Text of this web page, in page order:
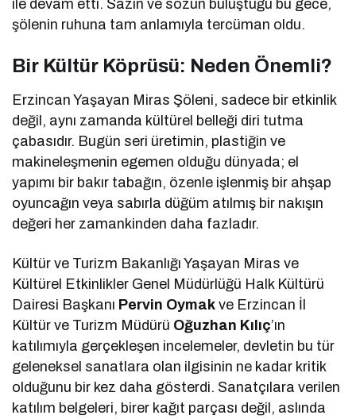
ile devam etti. Sazın ve sözün buluştuğu bu gece,
şölenin ruhuna tam anlamıyla tercüman oldu.
Bir Kültür Köprüsü: Neden Önemli?
Erzincan Yaşayan Miras Şöleni, sadece bir etkinlik
değil, aynı zamanda kültürel belleği diri tutma
çabasıdır. Bugün seri üretimin, plastiğin ve
makineleşmenin egemen olduğu dünyada; el
yapımı bir bakır tabağın, özenle işlenmiş bir ahşap
oyuncağın veya sabırla düğüm atılmış bir nakışın
değeri her zamankinden daha fazladır.
Kültür ve Turizm Bakanlığı Yaşayan Miras ve
Kültürel Etkinlikler Genel Müdürlüğü Halk Kültürü
Dairesi Başkanı Pervin Oymak ve Erzincan İl
Kültür ve Turizm Müdürü Oğuzhan Kılıç’ın
katılımıyla gerçekleşen incelemeler, devletin bu tür
geleneksel sanatlara olan ilgisinin ne kadar kritik
olduğunu bir kez daha gösterdi. Sanatçılara verilen
katılım belgeleri, birer kağıt parçası değil, aslında